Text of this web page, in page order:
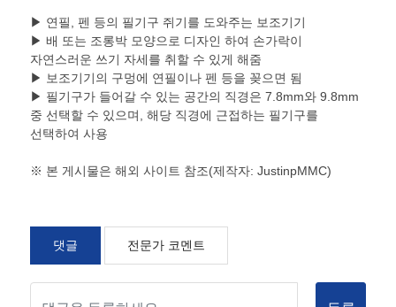
▶ 연필, 펜 등의 필기구 쥐기를 도와주는 보조기기
▶ 배 또는 조롱박 모양으로 디자인 하여 손가락이
자연스러운 쓰기 자세를 취할 수 있게 해줌
▶ 보조기기의 구멍에 연필이나 펜 등을 꽂으면 됨
▶ 필기구가 들어갈 수 있는 공간의 직경은 7.8mm와 9.8mm
중 선택할 수 있으며, 해당 직경에 근접하는 필기구를
선택하여 사용
※ 본 게시물은 해외 사이트 참조(제작자: JustinpMMC)
댓글 전문가 코멘트